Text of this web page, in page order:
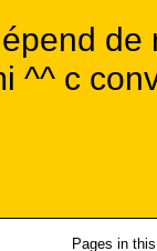
de
^^ c
Pages in